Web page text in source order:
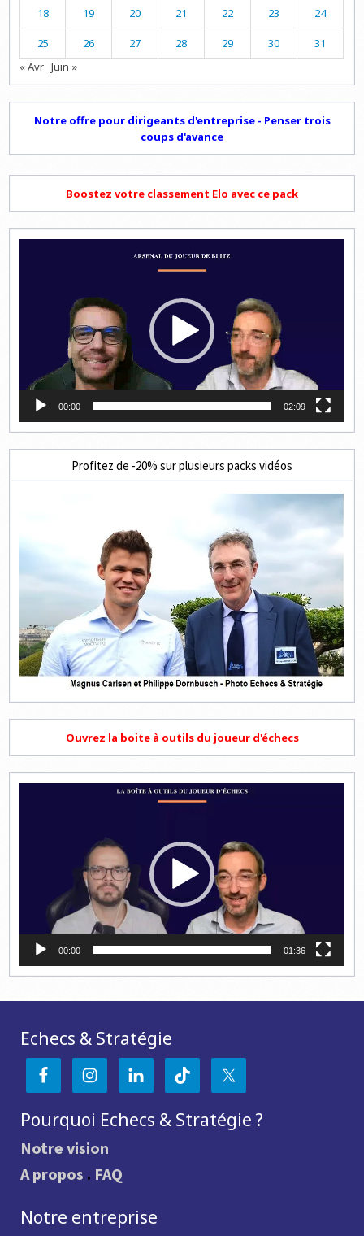
18 19 20 21 22 23 24
25 26 27 28 29 30
31
« Avr Juin »
Notre offre pour dirigeants d'entreprise - Penser trois
coups d'avance
Boostez votre classement Elo avec ce pack
00:00 02:09
Profitez de -20% sur plusieurs packs vidéos
Ouvrez la boite à outils du joueur d'échecs
00:00 01:36
Echecs & Stratégie
Pourquoi Echecs & Stratégie ?
Notre vision
A propos . FAQ
Notre entreprise